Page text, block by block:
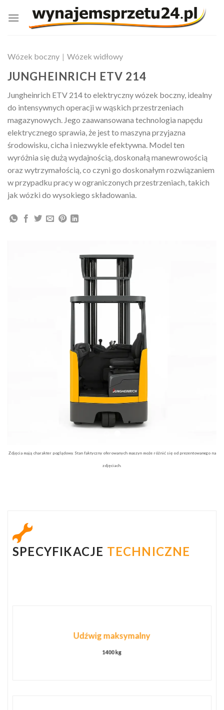
Wózek boczny | Wózek widłowy
JUNGHEINRICH ETV 214
Jungheinrich ETV 214 to elektryczny wózek boczny, idealny
do intensywnych operacji w wąskich przestrzeniach
magazynowych. Jego zaawansowana technologia napędu
elektrycznego sprawia, że jest to maszyna przyjazna
środowisku, cicha i niezwykle efektywna. Model ten
wyróżnia się dużą wydajnością, doskonałą manewrowością
oraz wytrzymałością, co czyni go doskonałym rozwiązaniem
w przypadku pracy w ograniczonych przestrzeniach, takich
jak wózki do wysokiego składowania.
Zdjęcia mają charakter poglądowy. Stan faktyczny oferowanych maszyn może różnić się od prezentowanego na
zdjęciach.
SPECYFIKACJE TECHNICZNE
Udźwig maksymalny
1400 kg